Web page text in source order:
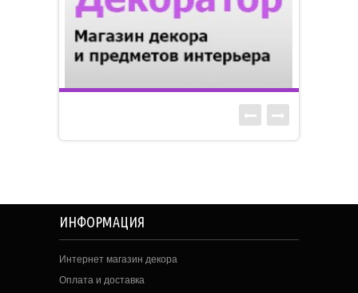
ИНФОРМАЦИЯ
Интернет магазин декора
Оплата и доставка